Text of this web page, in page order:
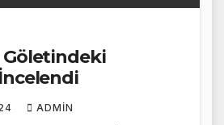
Göletindeki
ADMIN